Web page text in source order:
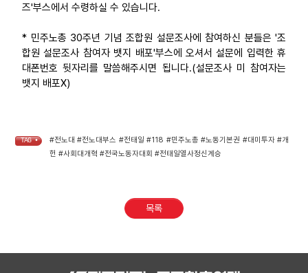
즈'부스에서 수령하실 수 있습니다.
* 민주노총 30주년 기념 조합원 설문조사에 참여하신 분들은 '조
합원 설문조사 참여자 뱃지 배포'부스에 오셔서 설문에 입력한 휴
대폰번호 뒷자리를 말씀해주시면 됩니다.(설문조사 미 참여자는
뱃지 배포X)
TAG •
#전노대 #전노대부스 #전태일 #118 #민주노총 #노동기본권 #대미투자 #개
헌 #사회대개혁 #전국노동자대회 #전태일열사정신계승
목록